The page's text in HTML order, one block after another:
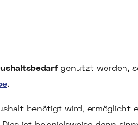
genutzt werden,
.
benötigt wird, ermöglicht